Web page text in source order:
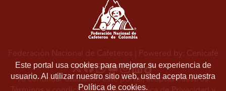
Este portal usa cookies para mejorar su experiencia de
usuario. Al utilizar nuestro sitio web, usted acepta nuestra
Política de cookies.
Federación Nacional de Cafeteros | Powered by: Cenicafé
Al continuar utilizando este portal, aceptas nuestros